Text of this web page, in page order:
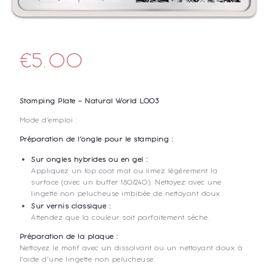
€5.00
Stamping Plate – Natural World L003
Mode d’emploi :
Préparation de l’ongle pour le stamping :
Sur ongles hybrides ou en gel :
Appliquez un top coat mat ou limez légèrement la
surface (avec un buffer 180/240). Nettoyez avec une
lingette non pelucheuse imbibée de nettoyant doux.
Sur vernis classique :
Attendez que la couleur soit parfaitement sèche.
Préparation de la plaque :
Nettoyez le motif avec un dissolvant ou un nettoyant doux à
l’aide d’une lingette non pelucheuse.